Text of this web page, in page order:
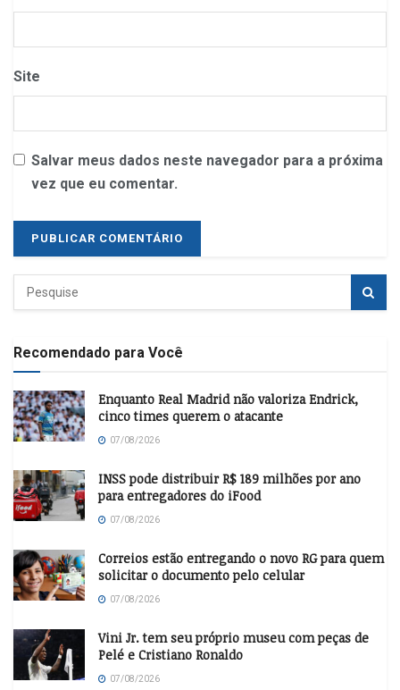
Site
Salvar meus dados neste navegador para a próxima
vez que eu comentar.
Recomendado para Você
Enquanto Real Madrid não valoriza Endrick,
cinco times querem o atacante
07/08/2026
INSS pode distribuir R$ 189 milhões por ano
para entregadores do iFood
07/08/2026
Correios estão entregando o novo RG para quem
solicitar o documento pelo celular
07/08/2026
Vini Jr. tem seu próprio museu com peças de
Pelé e Cristiano Ronaldo
07/08/2026